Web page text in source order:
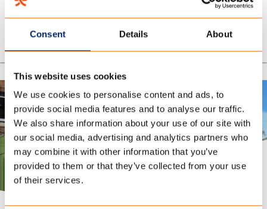
Consent Details About
This website uses cookies
We use cookies to personalise content and ads, to
provide social media features and to analyse our traffic.
We also share information about your use of our site with
our social media, advertising and analytics partners who
may combine it with other information that you’ve
provided to them or that they’ve collected from your use
of their services.
Projekt ansehen
Sonnenschutz und Parasols